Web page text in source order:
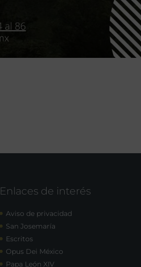
Enlaces de interés
Aviso de privacidad
San Josemaría
Escritos
Opus Dei México
Papa León XIV